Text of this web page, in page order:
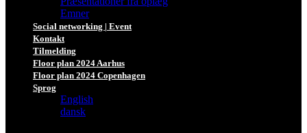
Emner
Social networking | Event
Kontakt
Tilmelding
Floor plan 2024 Aarhus
Floor plan 2024 Copenhagen
Sprog
English
dansk